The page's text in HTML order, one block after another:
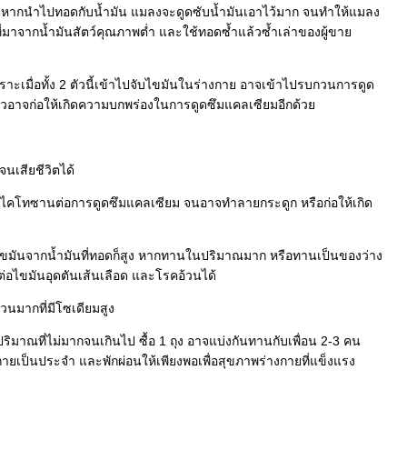
ากนำไปทอดกับน้ำมัน แมลงจะดูดซับน้ำมันเอาไว้มาก จนทำให้แมลง
าจากน้ำมันสัตว์คุณภาพต่ำ และใช้ทอดซ้ำแล้วซ้ำเล่าของผู้ขา
ะเมื่อทั้ง 2 ตัวนี้เข้าไปจับไขมันในร่างกาย อาจเข้าไปรบกวนการดูด
าจก่อให้เกิดความบกพร่องในการดูดซึมแคลเซียมอีกด้ว
นเสียชีวิตได้
โทซานต่อการดูดซึมแคลเซียม จนอาจทำลายกระดูก หรือก่อให้เกิด
มันจากน้ำมันที่ทอดก็สูง หากทานในปริมาณมาก หรือทานเป็นของว่าง
ไขมันอุดตันเส้นเลือด และโรคอ้วนได้
นมากที่มีโซเดียมสูง
าณที่ไม่มากจนเกินไป ซื้อ 1 ถุง อาจแบ่งกันทานกับเพื่อน 2-3 คน
ป็นประจำ และพักผ่อนให้เพียงพอเพื่อสุขภาพร่างกายที่แข็งแรง